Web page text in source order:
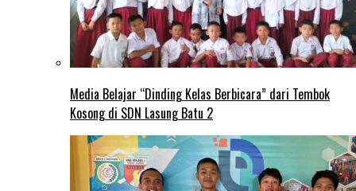
Media Belajar “Dinding Kelas Berbicara” dari Tembok
Kosong di SDN Lasung Batu 2